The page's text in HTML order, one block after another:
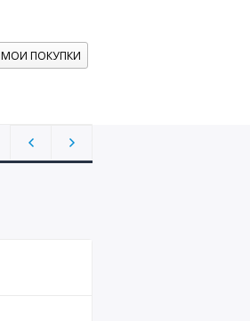
МОИ ПОКУПКИ